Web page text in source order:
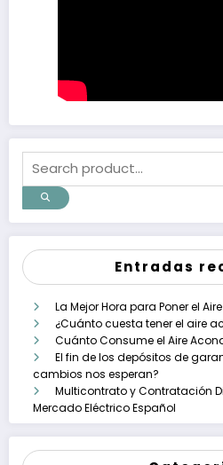
Entradas
La Mejor Hora para Poner el
¿Cuánto cuesta tener el aire
Cuánto Consume el Aire
El fin de los depósitos de
cambios nos esperan?
Multicontrato y Contratación
Mercado Eléctrico Español